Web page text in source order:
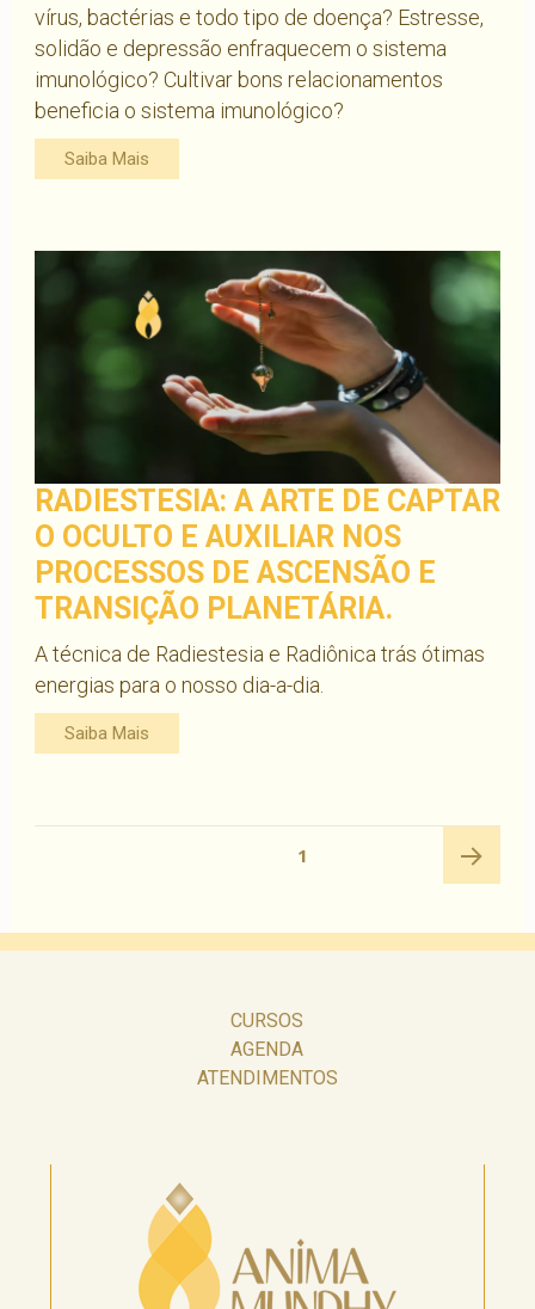
vírus, bactérias e todo tipo de doença? Estresse,
solidão e depressão enfraquecem o sistema
imunológico? Cultivar bons relacionamentos
beneficia o sistema imunológico?
Saiba Mais
RADIESTESIA: A ARTE DE CAPTAR
O OCULTO E AUXILIAR NOS
PROCESSOS DE ASCENSÃO E
TRANSIÇÃO PLANETÁRIA.
A técnica de Radiestesia e Radiônica trás ótimas
energias para o nosso dia-a-dia.
Saiba Mais
PÁGINA1
CURSOS
AGENDA
ATENDIMENTOS